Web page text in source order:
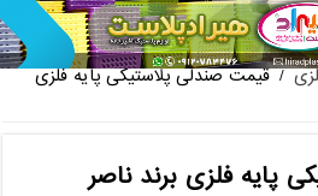
/ قیمت صندلی پلاستیکی پایه فلزی
پایه فلزی برند ناصر